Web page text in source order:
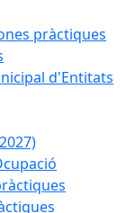
pràctiques
d'Entitats